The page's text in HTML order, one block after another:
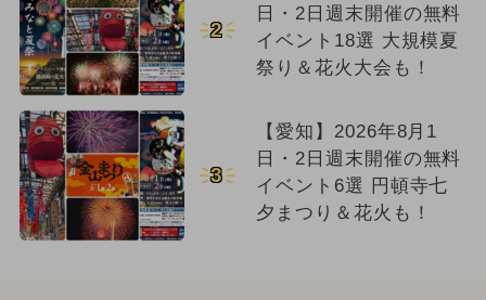
2
日・2日週末開催の無料
イベント18選 大規模夏
祭り＆花火大会も！
3
【愛知】2026年8月1
日・2日週末開催の無料
イベント6選 円頓寺七
夕まつり＆花火も！